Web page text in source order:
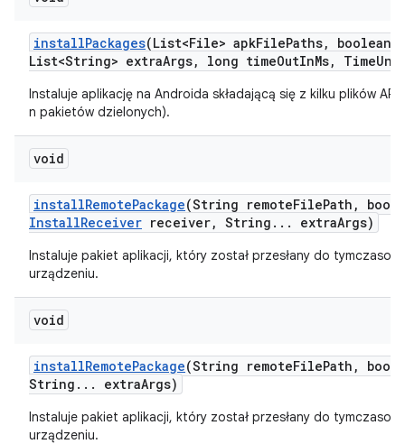
installPackages(List<File> apkFilePaths,
boolean
List<String> extraArgs, long timeOutInMs, Time
Instaluje aplikację na Androida składającą się z kilku plików
n pakietów dzielonych).
void
installRemotePackage(String remoteFilePath ,
InstallReceiver receiver, String . . . extraArgs)
Instaluje pakiet aplikacji, który został przesłany do
urządzeniu.
void
installRemotePackage(String remoteFilePath ,
String . . . extraArgs)
Instaluje pakiet aplikacji, który został przesłany do
urządzeniu.